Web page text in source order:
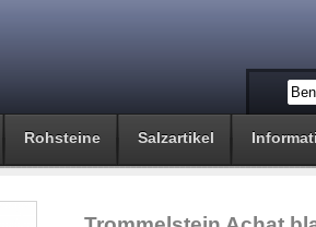
Rohsteine Salzartikel